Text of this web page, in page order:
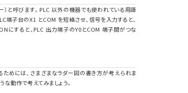
と呼びます。PLC 以外の機器でも使われている用語
端子台のX1 とCOM を短絡させ、信号を入力すると、
にすると、PLC 出力端子のY0とCOM 端子間がつな
めには、さまざまなラダー図の書き方が考えられま
動作で考えてみましょう。